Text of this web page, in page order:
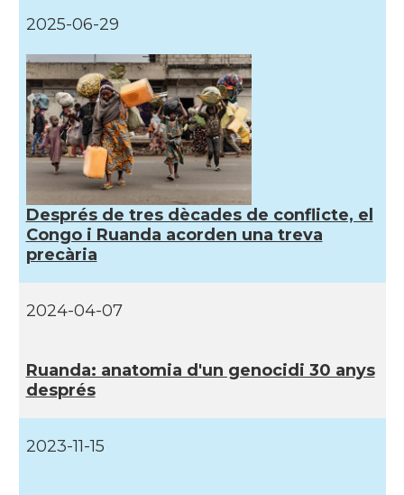
2025-06-29
Després de tres dècades de conflicte, el
Congo i Ruanda acorden una treva
precària
2024-04-07
Ruanda: anatomia d'un genocidi 30 anys
després
2023-11-15